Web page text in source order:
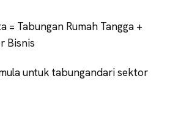
= Tabungan Rumah Tangga +
Bisnis
untuk tabungandari sektor